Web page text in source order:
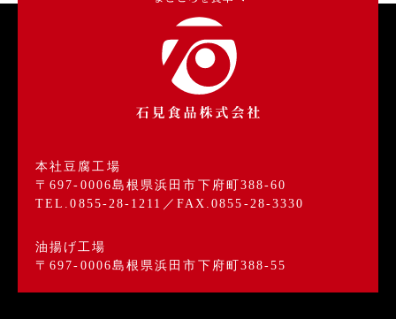
本社豆腐工場
〒697-0006島根県浜田市下府町388-60
TEL.0855-28-1211／FAX.0855-28-3330
油揚げ工場
〒697-0006島根県浜田市下府町388-55